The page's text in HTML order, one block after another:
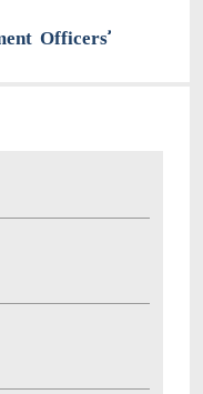
Officers'